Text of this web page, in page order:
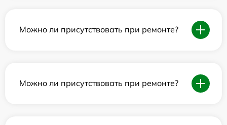
Можно ли присутствовать при ремонте?
Можно ли присутствовать при ремонте?